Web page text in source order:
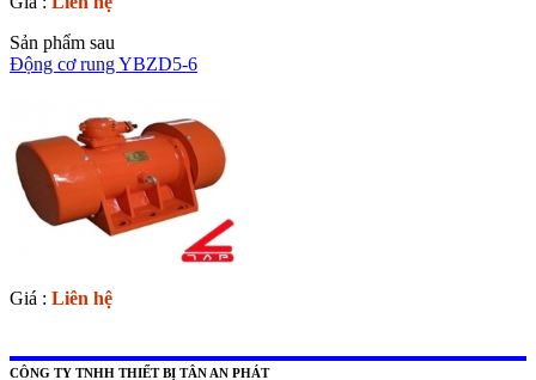
Sản phẩm sau
Động cơ rung YBZD5-6
Giá : Liên hệ
CÔNG TY TNHH THIẾT BỊ TÂN AN PHÁT